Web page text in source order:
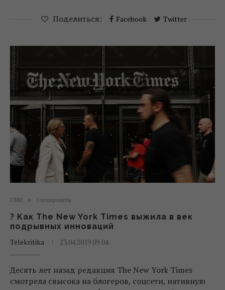
Поделиться: Facebook Twitter
СМИ Спецпроекты
? Как The New York Times выжила в век
подрывных инноваций
Telekritika
23.04.2019 09:04
Десять лет назад редакция The New York Times
смотрела свысока на блогеров, соцсети, нативную